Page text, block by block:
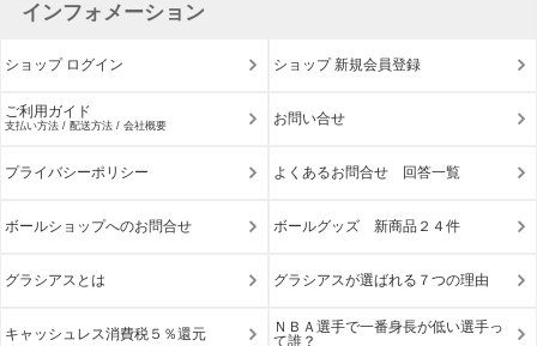
インフォメーション
ショップ ログイン ショップ 新規会員登録
ご利用ガイド
支払い方法 / 配送方法 / 会社概要 お問い合せ
プライバシーポリシー よくあるお問合せ 回答一覧
ボールショップへのお問合せ ボールグッズ 新商品２４件
グラシアスとは グラシアスが選ばれる７つの理由
キャッシュレス消費税５％還元
ＮＢＡ選手で一番身長が低い選手っ
て誰？